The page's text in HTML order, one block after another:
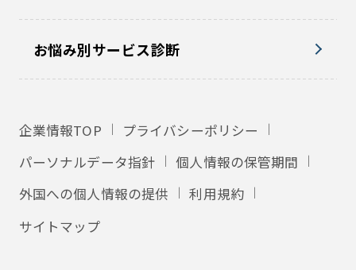
お悩み別サービス診断
企業情報TOP
プライバシーポリシー
パーソナルデータ指針
個人情報の保管期間
外国への個人情報の提供
利用規約
サイトマップ